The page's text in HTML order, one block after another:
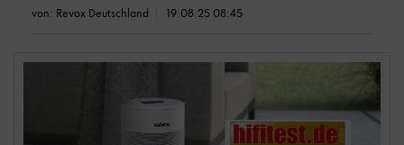
von: Revox Deutschland 19.08.25 08:45